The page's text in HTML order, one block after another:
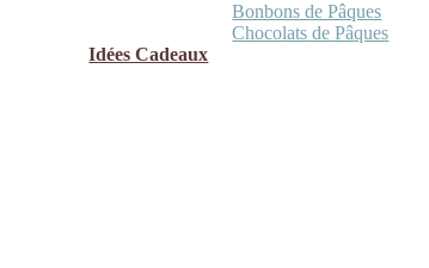
Bonbons de Pâques
Chocolats de Pâques
Idées Cadeaux